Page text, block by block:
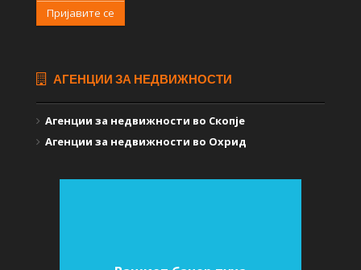
Пријавите се
АГЕНЦИИ ЗА НЕДВИЖНОСТИ
Агенции за недвижности во Скопје
Агенции за недвижности во Охрид